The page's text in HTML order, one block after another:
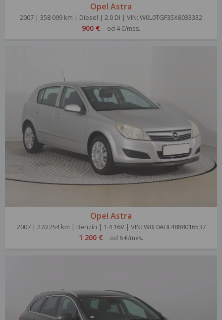
Opel Astra
2007 | 358 099 km | Diesel | 2.0 DI | VIN: W0L0TGF35X8033332
900 € od 4 €/mes.
Opel Astra
2007 | 270 254 km | Benzín | 1.4 16V | VIN: W0L0AHL4888016537
1 200 € od 6 €/mes.